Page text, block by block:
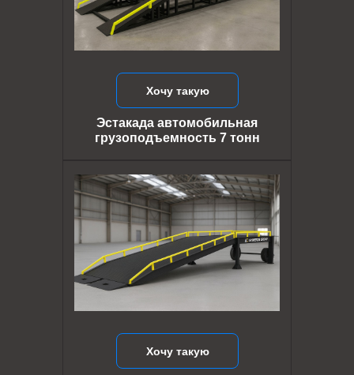
Хочу такую
Хочу такую
Эстакада автомобильная
грузоподъемность 7 тонн